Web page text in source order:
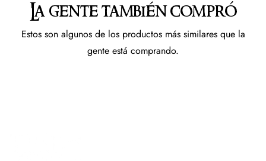
La gente también compró
Estos son algunos de los productos más similares que la
gente está comprando.